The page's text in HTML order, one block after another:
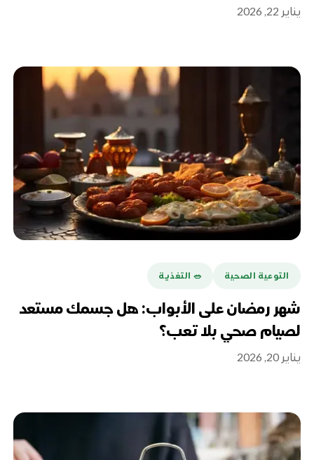
يناير 22, 2026
التوعية الصحية 🥗 التغذية
شهر رمضان على الأبواب: هل جسمك مستعد
لصيام صحي بلا تعب؟
يناير 20, 2026